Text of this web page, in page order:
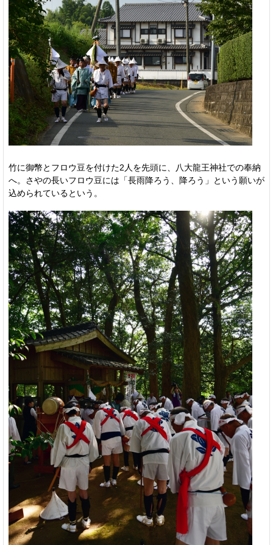
竹に御幣とフロウ豆を付けた2人を先頭に、八大龍王神社での奉納
へ。さやの長いフロウ豆には「長雨降ろう、降ろう」という願いが
込められているという。